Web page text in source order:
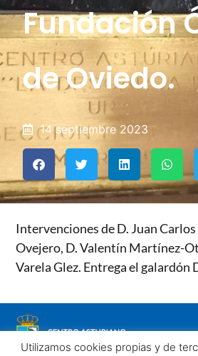
Fundación
de Oviedo.
14 septiembre 2023
Intervenciones de D. Juan
Ovejero, D. Valentín Martínez-
Varela Glez. Entrega el galardón
Utilizamos cookies propias y de